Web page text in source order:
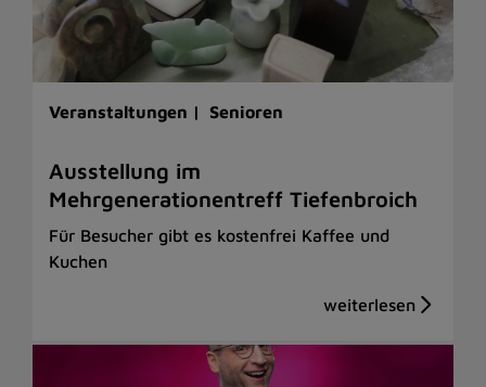
Veranstaltungen | Senioren
Ausstellung im
Mehrgenerationentreff Tiefenbroich
Für Besucher gibt es kostenfrei Kaffee und
Kuchen